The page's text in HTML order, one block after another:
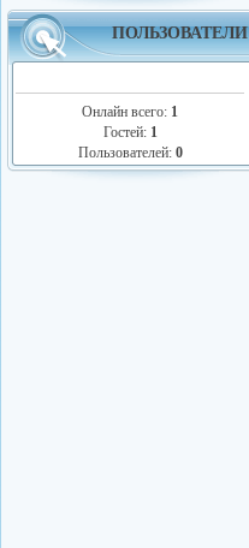
ПОЛЬЗОВАТЕЛИ
Онлайн всего: 1
Гостей: 1
Пользователей: 0